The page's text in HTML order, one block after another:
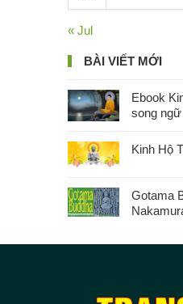
« Jul
BÀI VIẾT MỚI
Ebook
song
Kinh Hộ
Gotama